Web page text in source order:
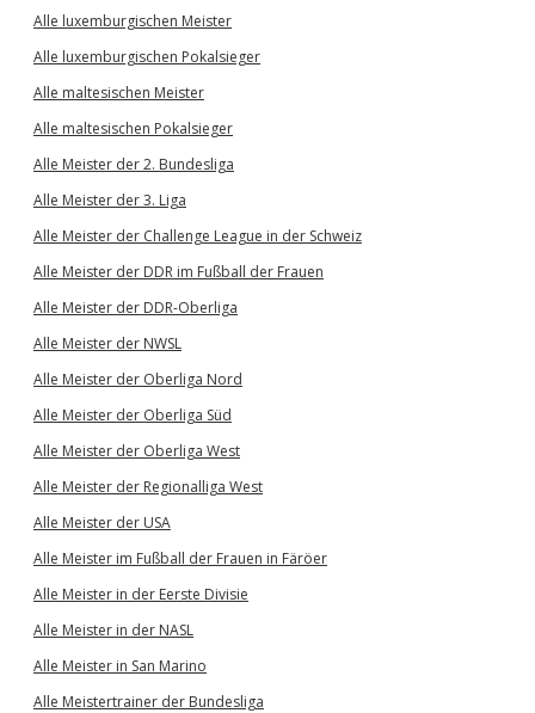
Alle luxemburgischen Meister
Alle luxemburgischen Pokalsieger
Alle maltesischen Meister
Alle maltesischen Pokalsieger
Alle Meister der 2. Bundesliga
Alle Meister der 3. Liga
Alle Meister der Challenge League in der Schweiz
Alle Meister der DDR im Fußball der Frauen
Alle Meister der DDR-Oberliga
Alle Meister der NWSL
Alle Meister der Oberliga Nord
Alle Meister der Oberliga Süd
Alle Meister der Oberliga West
Alle Meister der Regionalliga West
Alle Meister der USA
Alle Meister im Fußball der Frauen in Färöer
Alle Meister in der Eerste Divisie
Alle Meister in der NASL
Alle Meister in San Marino
Alle Meistertrainer der Bundesliga